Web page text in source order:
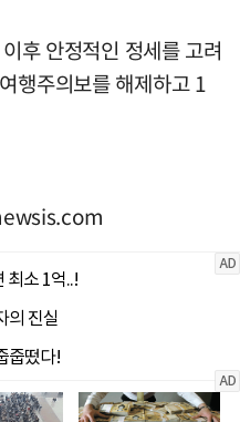
후 안정적인 정세를 고려
행주의보를 해제하고 1